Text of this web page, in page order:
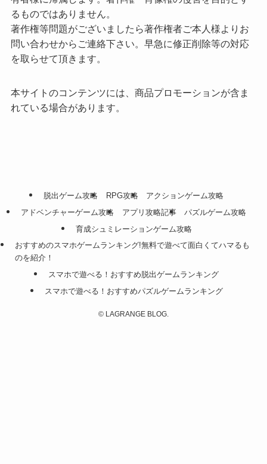
るものではありません。
著作権等問題がございましたら著作権者ご本人様よりお
問い合わせからご連絡下さい。早急に修正削除等の対応
を取らせて頂きます。
本サイトのコンテンツには、商品プロモーションが含ま
れている場合があります。
脱出ゲーム攻略 RPG攻略
アクションゲーム攻略
アドベンチャーゲーム攻略
アプリ攻略記事
パズルゲーム攻略
育成シュミレーションゲーム攻略
おすすめのスマホゲームランキング!無料で遊べて面白くてハマるも
のを紹介！
スマホで遊べる！おすすめ脱出ゲームランキング
スマホで遊べる！おすすめパズルゲームランキング
© LAGRANGE BLOG.